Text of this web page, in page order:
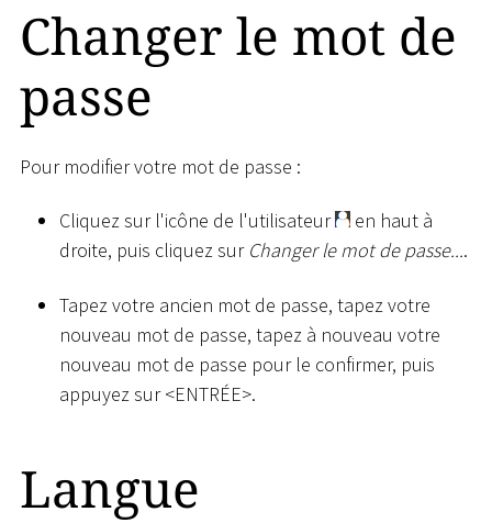
Changer le mot de
passe
Pour modifier votre mot de passe :
Cliquez sur l'icône de l'utilisateur
en haut à
droite, puis cliquez sur Changer le mot de passe....
Tapez votre ancien mot de passe, tapez votre
nouveau mot de passe, tapez à nouveau votre
nouveau mot de passe pour le confirmer, puis
appuyez sur<ENTRÉE>.
Langue